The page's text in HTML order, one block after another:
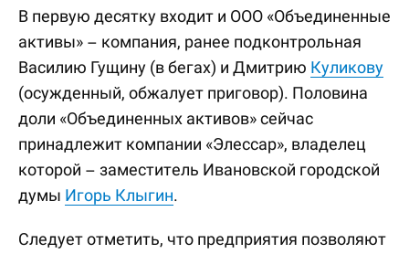
В первую десятку входит и ООО «Объединенные
активы» – компания, ранее подконтрольная
Василию Гущину (в бегах) и Дмитрию Куликову
(осужденный, обжалует приговор). Половина
доли «Объединенных активов» сейчас
принадлежит компании «Элессар», владелец
которой – заместитель Ивановской городской
думы Игорь Клыгин.
Следует отметить, что предприятия позволяют